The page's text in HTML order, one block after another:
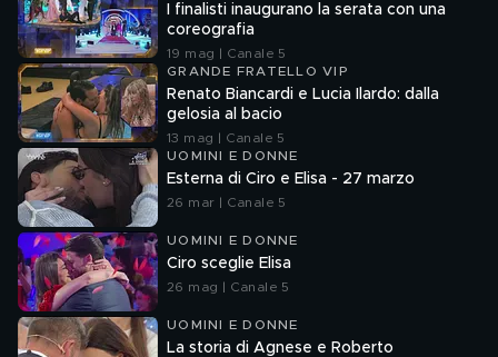
I finalisti inaugurano la serata con una
coreografia
19 mag | Canale 5
GRANDE FRATELLO VIP
Renato Biancardi e Lucia Ilardo: dalla
gelosia al bacio
13 mag | Canale 5
UOMINI E DONNE
Esterna di Ciro e Elisa - 27 marzo
26 mar | Canale 5
UOMINI E DONNE
Ciro sceglie Elisa
26 mag | Canale 5
UOMINI E DONNE
La storia di Agnese e Roberto